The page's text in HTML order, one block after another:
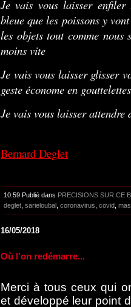
Je vais vous laisser enfiler
bleue que les poissons y
les objets tout comme nous
moins vite
Je vais vous laisser glisser
geste économe en gouttelettes
Je vais vous laisser attendre
Bernard Deglet
10:59 Publié dans PRECISIONS SUR CE
deglet sarieloubal coronavirus covid
16/05/2018
Où l'on redémarre...
Merci à tous ceux qui
et développé leur point